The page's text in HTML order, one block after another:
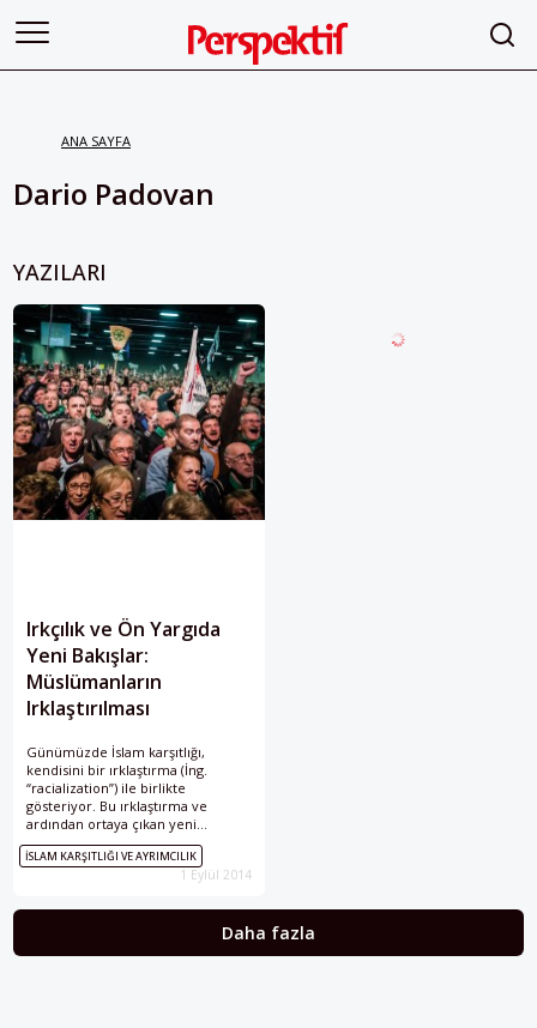
ANA SAYFA
Dario Padovan
YAZILARI
Irkçılık ve Ön Yargıda
Yeni Bakışlar:
Müslümanların
Irklaştırılması
Günümüzde İslam karşıtlığı,
kendisini bir ırklaştırma (İng.
“racialization”) ile birlikte
gösteriyor. Bu ırklaştırma ve
ardından ortaya çıkan yeni
nefrette, ırklara dayalı fiziki
farklılıklara göre değil, inanca göre
bir ötekileştirme ortaya çıkıyor.
“öteki” kabul edilen bir
İSLAM KARŞITLIĞI VE AYRIMCILIK
1 Eylül 2014
Daha fazla